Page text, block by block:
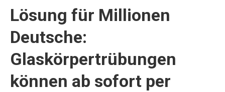
Lösung für Millionen
Deutsche:
Glaskörpertrübungen
können ab sofort per